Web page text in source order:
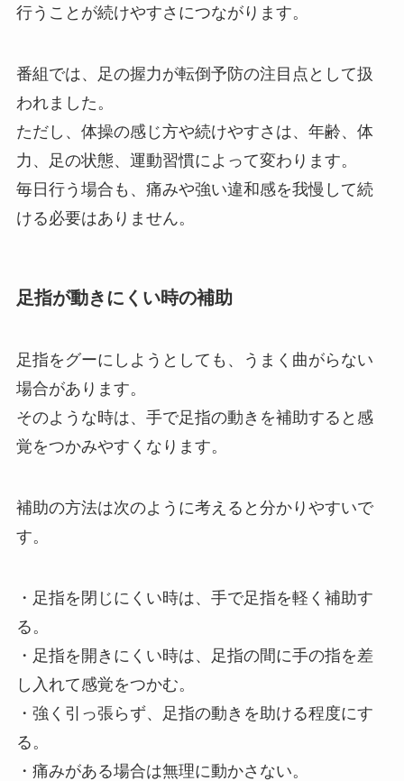
行うことが続けやすさにつながります。
番組では、足の握力が転倒予防の注目点として扱
われました。
ただし、体操の感じ方や続けやすさは、年齢、体
力、足の状態、運動習慣によって変わります。
毎日行う場合も、痛みや強い違和感を我慢して続
ける必要はありません。
足指が動きにくい時の補助
足指をグーにしようとしても、うまく曲がらない
場合があります。
そのような時は、手で足指の動きを補助すると感
覚をつかみやすくなります。
補助の方法は次のように考えると分かりやすいで
す。
・足指を閉じにくい時は、手で足指を軽く補助す
る。
・足指を開きにくい時は、足指の間に手の指を差
し入れて感覚をつかむ。
・強く引っ張らず、足指の動きを助ける程度にす
る。
・痛みがある場合は無理に動かさない。